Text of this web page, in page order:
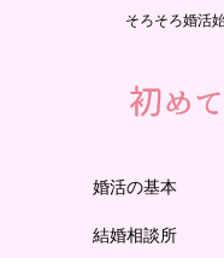
そろそろ婚活
婚活の基本
結婚相談所